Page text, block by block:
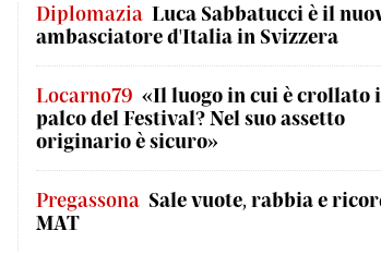
Diplomazia Luca Sabbatucci è il
ambasciatore d'Italia in Svizzera
Locarno79 «Il luogo in cui è crollato
palco del Festival? Nel suo assetto
originario è sicuro»
Pregassona Sale vuote, rabbia e
MAT